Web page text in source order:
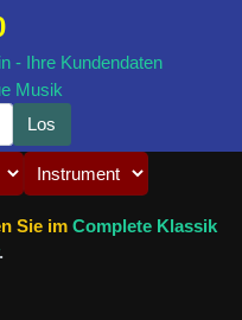
Sie im Complete Klassik